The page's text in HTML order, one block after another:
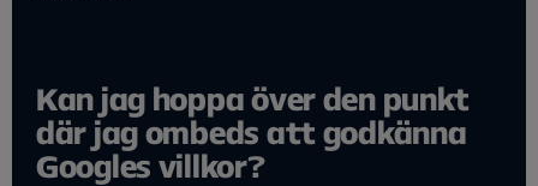
Kan jag hoppa över den punkt
där jag ombeds att godkänna
Googles villkor?